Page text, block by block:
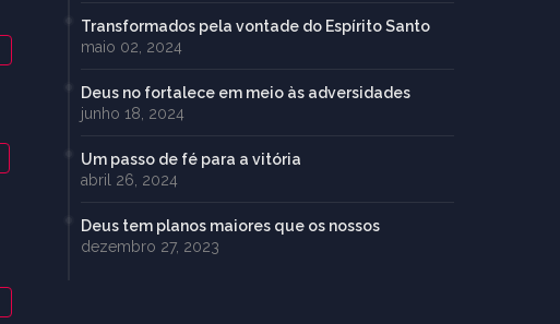
Transformados pela vontade do Espírito Santo
maio 02, 2024
Deus no fortalece em meio às adversidades
junho 18, 2024
Um passo de fé para a vitória
abril 26, 2024
Deus tem planos maiores que os nossos
dezembro 27, 2023